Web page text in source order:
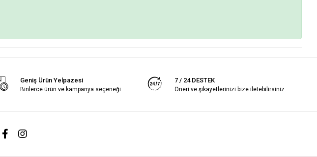
Geniş Ürün Yelpazesi
Binlerce ürün ve kampanya seçeneği
7 / 24 DESTEK
Öneri ve şikayetlerinizi bize iletebilirsiniz.